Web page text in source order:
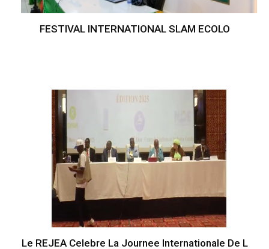
FESTIVAL INTERNATIONAL SLAM ECOLO
Le REJEA Celebre La Journee Internationale De L